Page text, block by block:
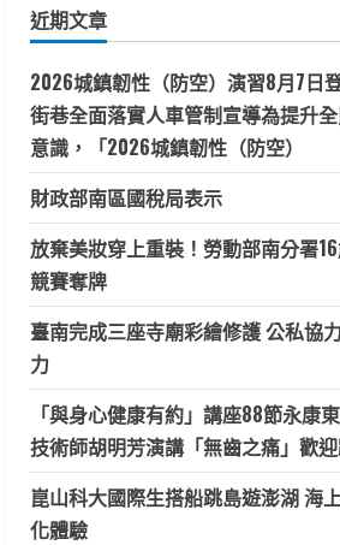
字:
近期文章
2026城鎮韌性（防空）演習8月7日
街巷全面落實人車管制宣導為提升
意識，「2026城鎮韌性（防空）
財政部南區國稅局表示
放棄美妝穿上重裝！勞動部南分署
競賽奪牌
臺南完成三座寺廟彩繪修護 公私協
力
「與身心健康有約」講座88節永康
技術師胡明芳演講「無齒之痛」歡
崑山科大國際生搭船跳島遊澎湖 海
化體驗